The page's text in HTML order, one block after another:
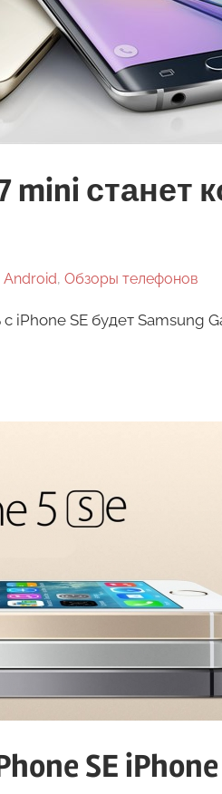
mini станет
, Обзоры телефонов
iPhone SE будет Samsung
SE